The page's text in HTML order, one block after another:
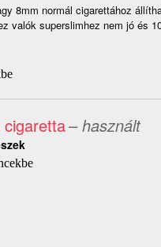
8mm normál cigarettához
valók superslimhez nem jó és
– használt